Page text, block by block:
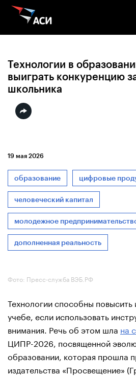
Новости АСИ
Технологии в
выиграть конкуренцию
школьника
19 мая 2026
образование цифровые
человеческий капитал
молодежное
дополненная реальность
Фото: Пресс-служба ВЭБ.РФ
Технологии способны повысить
учебе, если использовать
внимания. Речь об этом шла на
ЦИПР-2026, посвященной
образовании, которая прошла
издательства «Просвещение»